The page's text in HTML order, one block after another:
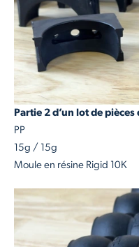
Partie 2 d’un lot de
PP
15g / 15g
Moule en résine Rigid 10K